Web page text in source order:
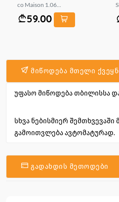
co Maison 1.06...
59.00
მიწოდება მთელი
უფასო მიწოდება თბილისსა
სხვა ნებისმიერ
გამოითვლება ავტომატურად.
გადახდის მეთოდები